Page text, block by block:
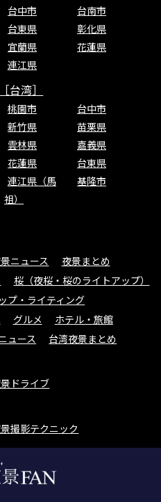
台中市
台南市
台東県
彰化県
宜蘭県
花蓮県
連江県
台湾］
桃園市
台中市
新竹県
苗栗県
雲林県
嘉義県
花蓮県
台東県
連江県（馬
祖）
基隆市
ニュース
夜景まとめ
桜（夜桜・桜のライトアップ）
プ・ライティング
グルメ
ホテル・旅館
ュース 台湾夜景まとめ
ドライブ
撮影テクニック